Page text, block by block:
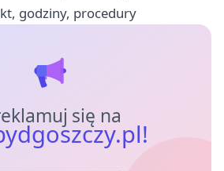
godziny, procedury
się na